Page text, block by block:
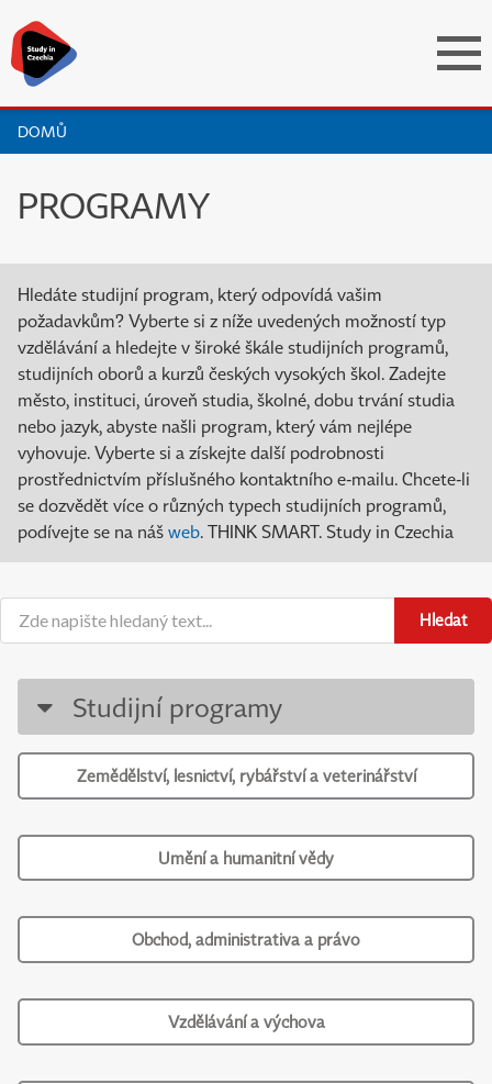
DOMŮ
PROGRAMY
Hledáte studijní program, který odpovídá vašim
požadavkům? Vyberte si z níže uvedených možností typ
vzdělávání a hledejte v široké škále studijních programů,
studijních oborů a kurzů českých vysokých škol. Zadejte
město, instituci, úroveň studia, školné, dobu trvání studia
nebo jazyk, abyste našli program, který vám nejlépe
vyhovuje. Vyberte si a získejte další podrobnosti
prostřednictvím příslušného kontaktního e-mailu. Chcete-li
se dozvědět více o různých typech studijních programů,
podívejte se na náš web. THINK SMART. Study in Czechia
Hledat
Studijní programy
Zemědělství, lesnictví, rybářství a veterinářství
Umění a humanitní vědy
Obchod, administrativa a právo
Vzdělávání a výchova